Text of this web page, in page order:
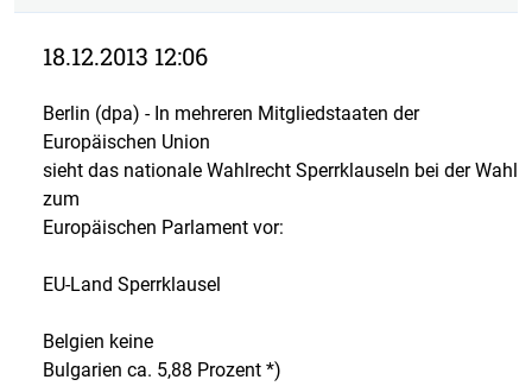
18.12.2013 12:06
Berlin (dpa) - In mehreren Mitgliedstaaten der
Europäischen Union
sieht das nationale Wahlrecht Sperrklauseln bei der Wahl
zum
Europäischen Parlament vor:
EU-Land Sperrklausel
Belgien keine
Bulgarien ca. 5,88 Prozent *)